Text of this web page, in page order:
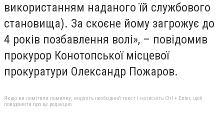
використанням наданого їй службового
становища). За скоєне йому загрожує до
4 років позбавлення волі», – повідомив
прокурор Конотопської місцевої
прокуратури Олександр Пожаров.
Якщо ви помітили помилку, виділіть необхідний текст і натисніть Ctrl + Enter, щоб
повідомити про це редакцію